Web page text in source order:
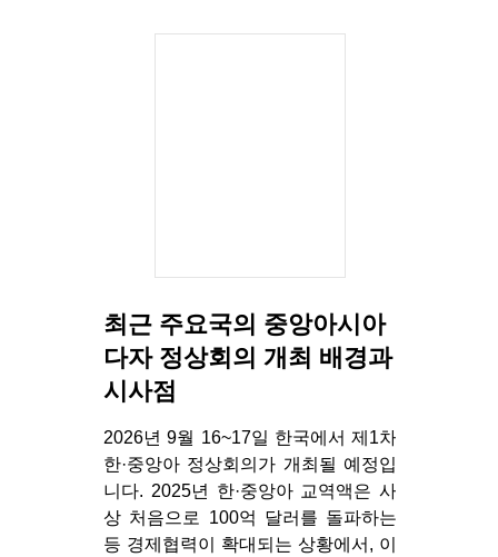
최근 주요국의 중앙아시아
다자 정상회의 개최 배경과
시사점
2026년 9월 16~17일 한국에서 제1차
한·중앙아 정상회의가 개최될 예정입
니다. 2025년 한·중앙아 교역액은 사
상 처음으로 100억 달러를 돌파하는
등 경제협력이 확대되는 상황에서, 이